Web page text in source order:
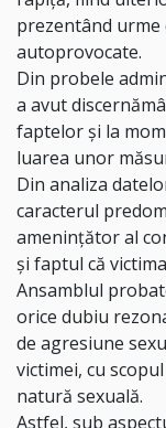
prezentând urme
autoprovocate.
Din probele
a avut
faptelor şi la
luarea unor
Din analiza
caracterul
ameninţător al
şi faptul că
Ansamblul
orice dubiu
de agresiune
victimei, cu
natură sexuală.
Astfel, sub